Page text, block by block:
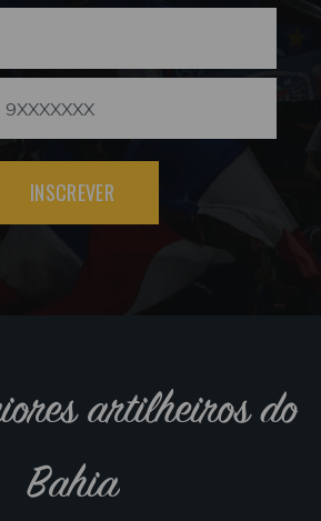
INSCREVER
artilheiros do
Bahia